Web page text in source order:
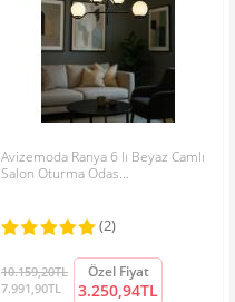
Avizemoda Ranya 6 lı Beyaz Camlı
Salon Oturma Odas...
(2)
10.159,20TL
7.991,90TL
Özel Fiyat
3.250,94TL